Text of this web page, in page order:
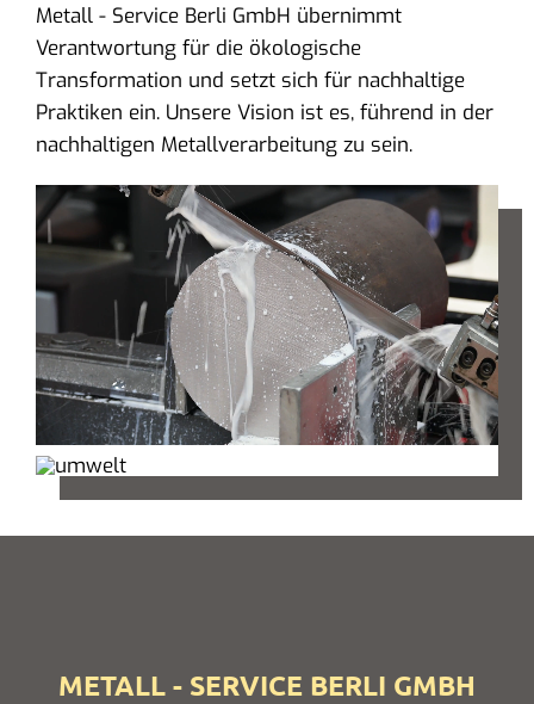
Metall - Service Berli GmbH übernimmt
Verantwortung für die ökologische
Transformation und setzt sich für nachhaltige
Praktiken ein. Unsere Vision ist es, führend in der
nachhaltigen Metallverarbeitung zu sein.
METALL - SERVICE BERLI GMBH